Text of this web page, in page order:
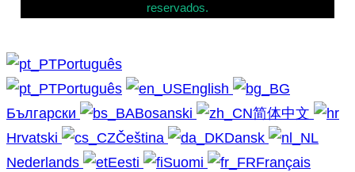
reservados.
Português
Português
English
Български
Bosanski
简体中文
Hrvatski
Čeština
Dansk
Nederlands
Eesti Suomi
Français